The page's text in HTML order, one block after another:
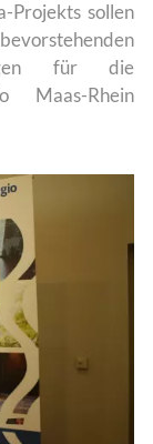
Projekts sollen
für die
Maas-Rhein